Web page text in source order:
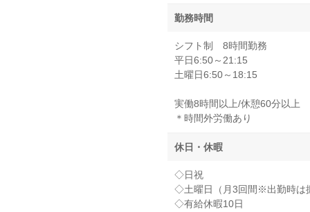
勤務時間
シフト制 8時間勤務
平日6:50～21:15
土曜日6:50～18:15
実働8時間以上/休憩60分以上
＊時間外労働あり
休日・休暇
◇日祝
◇土曜日（月3回間※出勤時は
◇有給休暇10日